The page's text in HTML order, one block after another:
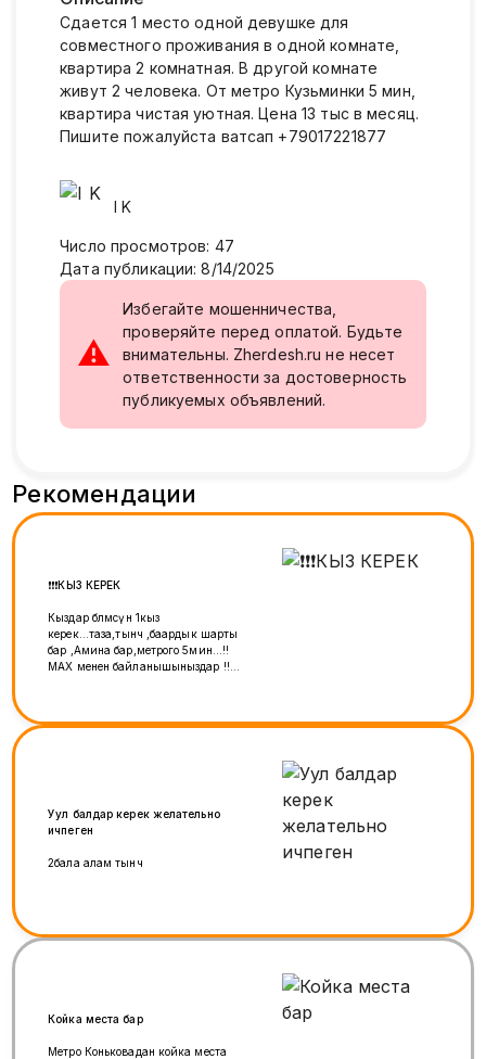
Сдается 1 место одной девушке для
совместного проживания в одной комнате,
квартира 2 комнатная. В другой комнате
живут 2 человека. От метро Кузьминки 5 мин,
квартира чистая уютная. Цена 13 тыс в месяц.
Пишите пожалуйста ватсап +79017221877
I K
Число просмотров: 47
Дата публикации: 8/14/2025
⚠
Избегайте мошенничества,
проверяйте перед оплатой. Будьте
внимательны. Zherdesh.ru не несет
ответственности за достоверность
публикуемых объявлений.
Рекомендации
❗️❗️❗️КЫЗ КЕРЕК
Кыздар бөлмөсүнө 1кыз
керек...таза,тынч ,баардык шарты
бар ,Амина бар,метрого 5мин...!!
МАХ менен байланышыныздар !!
Уул балдар керек желательно
ичпеген
2бала алам тынч
Койка места бар
Метро Коньковадан койка места